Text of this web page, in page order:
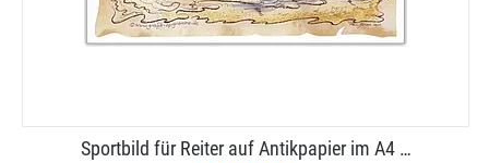
Sportbild für Reiter auf Antikpapier im A4 …